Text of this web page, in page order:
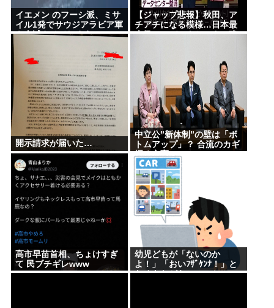
イエメン のフーシ派、ミサ
イル1発でサウジアラビア軍
を全滅させてしまうww
【ジャップ悲報】秋田、ア
チアチになる模様…日本最
大級のAIデータセンター建
開示請求が届いた…
中立公”新体制”の壁は「ボ
トムアップ」？ 合流のカギ
握る立憲
高市早苗首相、ちょけすぎ
て 民ブチギレwww
幼児どもが「ないのか
よ！」「おいﾌｻﾞｹﾝﾅ！」と
わめきながらショーケース